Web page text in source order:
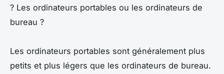
? Les ordinateurs portables ou les ordinateurs de
bureau ?
Les ordinateurs portables sont généralement plus
petits et plus légers que les ordinateurs de bureau.